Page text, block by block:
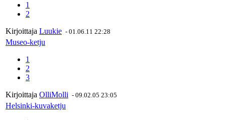
1
2
Kirjoittaja Luukie - 01.06.11 22:28
Museo-ketju
1
2
3
Kirjoittaja OlliMolli - 09.02.05 23:05
Helsinki-kuvaketju